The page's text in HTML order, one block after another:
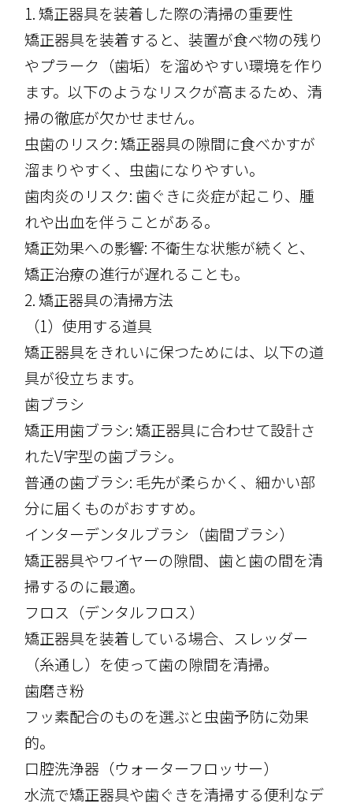
1. 矯正器具を装着した際の清掃の重要性
矯正器具を装着すると、装置が食べ物の残り
やプラーク（歯垢）を溜めやすい環境を作り
ます。以下のようなリスクが高まるため、清
掃の徹底が欠かせません。
虫歯のリスク: 矯正器具の隙間に食べかすが
溜まりやすく、虫歯になりやすい。
歯肉炎のリスク: 歯ぐきに炎症が起こり、腫
れや出血を伴うことがある。
矯正効果への影響: 不衛生な状態が続くと、
矯正治療の進行が遅れることも。
2. 矯正器具の清掃方法
（1）使用する道具
矯正器具をきれいに保つためには、以下の道
具が役立ちます。
歯ブラシ
矯正用歯ブラシ: 矯正器具に合わせて設計さ
れたV字型の歯ブラシ。
普通の歯ブラシ: 毛先が柔らかく、細かい部
分に届くものがおすすめ。
インターデンタルブラシ（歯間ブラシ）
矯正器具やワイヤーの隙間、歯と歯の間を清
掃するのに最適。
フロス（デンタルフロス）
矯正器具を装着している場合、スレッダー
（糸通し）を使って歯の隙間を清掃。
歯磨き粉
フッ素配合のものを選ぶと虫歯予防に効果
的。
口腔洗浄器（ウォーターフロッサー）
水流で矯正器具や歯ぐきを清掃する便利なデ